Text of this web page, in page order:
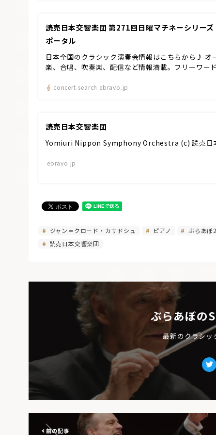
読売日本交響楽団 第271回日曜マチネーシリー
ポータル
日本全国のクラシック演奏会情報はこちらから♪
楽、合唱、吹奏楽、配信など情報満載。フリーワー
concert-search.ebravo.jp
読売日本交響楽団
Yomiuri Nippon Symphony Orchestra (c) 読売
ebravo.jp
ジャン＝クロード・カサドシュ ピアノ ぶらあぼ
読売日本交響楽団
ぶらあぼの
最新のクラシッ
前の記事